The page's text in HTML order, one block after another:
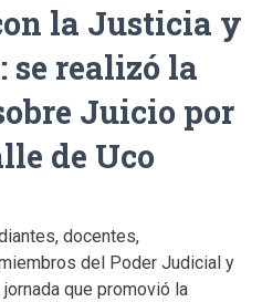
la Justicia y
se realizó la
Juicio por
de Uco
docentes,
del Poder Judicial y
que promovió la